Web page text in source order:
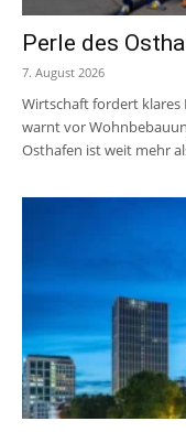
Perle des
7. August 2026
Wirtschaft fordert
warnt vor
Osthafen ist weit mehr